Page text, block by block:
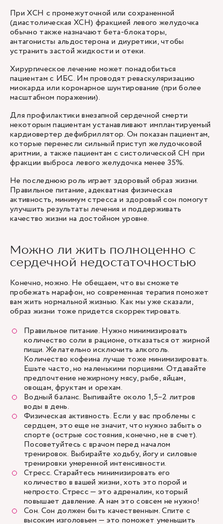
При ХСН с промежуточной или сохраненной
(диастолическая ХСН) фракцией левого желудочка
обычно также назначают бета-блокаторы,
антагонисты альдостерона и диуретики, чтобы
устранить застой жидкости и отеки.
Хирургическое лечение может понадобиться
пациентам с ИБС. Им проводят реваскуляризацию
миокарда или коронарное шунтирование (при более
масштабном поражении).
Для профилактики внезапной сердечной смерти
некоторым пациентам устанавливают имплантируемый
кардиовертер дефибриллятор. Он показан пациентам,
которые перенесли сильный приступ желудочковой
аритмии, а также пациентам с систолической СН при
фракции выброса левого желудочка менее 35%.
Не последнюю роль играет здоровый образ жизни.
Правильное питание, адекватная физическая
активность, минимум стресса и здоровый сон помогут
улучшить результаты лечения и поддерживать
качество жизни на достойном уровне.
Можно ли жить полноценно с
сердечной недостаточностью
Конечно, можно. Не обещаем, что вы сможете
пробежать марафон, но современная терапия поможет
вам жить нормальной жизнью. Как мы уже сказали,
образ жизни тоже придется скорректировать.
Правильное питание. Нужно минимизировать
количество соли в рационе, отказаться от жирной
пищи. Желательно исключить алкоголь.
Количество кофеина лучше тоже минимизировать.
Ешьте часто, но маленькими порциями. Отдавайте
предпочтение нежирному мясу, рыбе, яйцам,
овощам, фруктам и орехам.
Водный баланс. Выпивайте около 1,5–2 литров
воды в день.
Физическая активность. Если у вас проблемы с
сердцем, это еще не значит, что нужно забыть о
спорте (острые состояния, конечно, не в счет).
Посоветуйтесь с врачом перед началом
тренировок. Выбирайте ходьбу, йогу и силовые
тренировки умеренной интенсивности.
Стресс. Старайтесь минимизировать его
количество в вашей жизни, хоть это порой и
непросто. Стресс — это адреналин, который
повышает давление. А нам это совсем не нужно!
Сон. Сон должен быть качественным. Спите с
высоким изголовьем — это поможет уменьшить